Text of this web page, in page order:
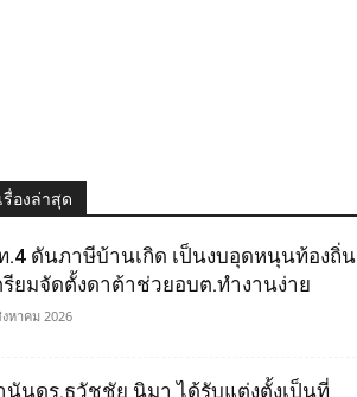
เรื่องล่าสุด
.4 ดันภาษีบ้านเกิด เป็นงบอุดหนุนท้องถิ่น
รียมจัดตั้งดาต้าช่วยอบต.ทำงานง่าย
หาคม 2026
นันดร.ธวัชชัย นิมา ได้รับแต่งตั้งเป็นที่